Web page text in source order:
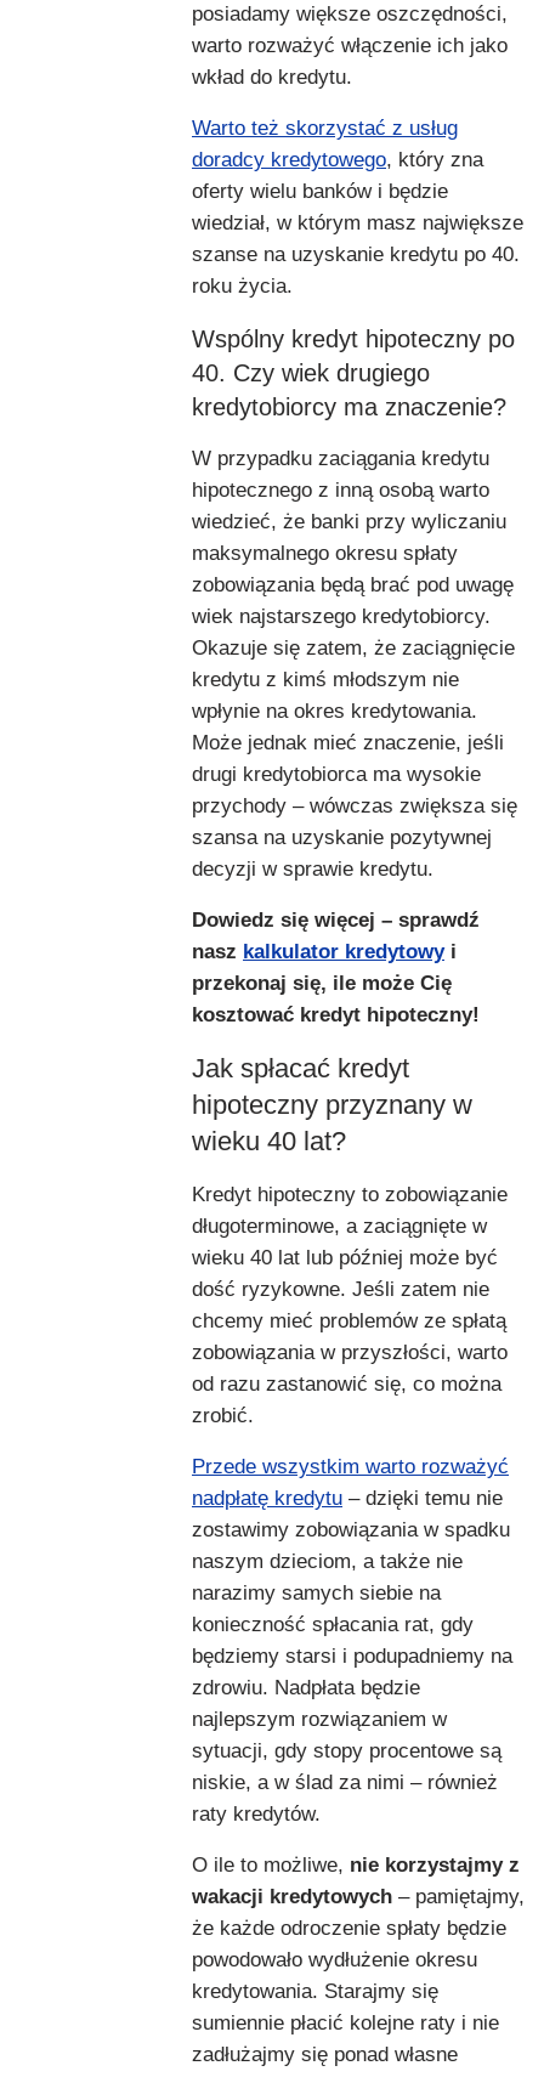
posiadamy większe oszczędności,
warto rozważyć włączenie ich jako
wkład do kredytu.
Warto też skorzystać z usług
doradcy kredytowego, który zna
oferty wielu banków i będzie
wiedział, w którym masz największe
szanse na uzyskanie kredytu po 40.
roku życia.
Wspólny kredyt hipoteczny po
40. Czy wiek drugiego
kredytobiorcy ma znaczenie?
W przypadku zaciągania kredytu
hipotecznego z inną osobą warto
wiedzieć, że banki przy wyliczaniu
maksymalnego okresu spłaty
zobowiązania będą brać pod uwagę
wiek najstarszego kredytobiorcy.
Okazuje się zatem, że zaciągnięcie
kredytu z kimś młodszym nie
wpłynie na okres kredytowania.
Może jednak mieć znaczenie, jeśli
drugi kredytobiorca ma wysokie
przychody – wówczas zwiększa się
szansa na uzyskanie pozytywnej
decyzji w sprawie kredytu.
Dowiedz się więcej – sprawdź
nasz kalkulator kredytowyi
przekonaj się, ile może Cię
kosztować kredyt hipoteczny!
Jak spłacać kredyt
hipoteczny przyznany w
wieku 40 lat?
Kredyt hipoteczny to zobowiązanie
długoterminowe, a zaciągnięte w
wieku 40 lat lub później może być
dość ryzykowne. Jeśli zatem nie
chcemy mieć problemów ze spłatą
zobowiązania w przyszłości, warto
od razu zastanowić się, co można
zrobić.
Przede wszystkim warto rozważyć
nadpłatę kredytu – dzięki temu nie
zostawimy zobowiązania w spadku
naszym dzieciom, a także nie
narazimy samych siebie na
konieczność spłacania rat, gdy
będziemy starsi i podupadniemy na
zdrowiu. Nadpłata będzie
najlepszym rozwiązaniem w
sytuacji, gdy stopy procentowe są
niskie, a w ślad za nimi – również
raty kredytów.
O ile to możliwe, nie korzystajmy z
wakacji kredytowych – pamiętajmy,
że każde odroczenie spłaty będzie
powodowało wydłużenie okresu
kredytowania. Starajmy się
sumiennie płacić kolejne raty i nie
zadłużajmy się ponad własne